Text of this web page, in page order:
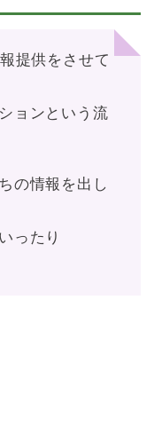
提供をさせて
ョンという流
の情報を出し
ったり